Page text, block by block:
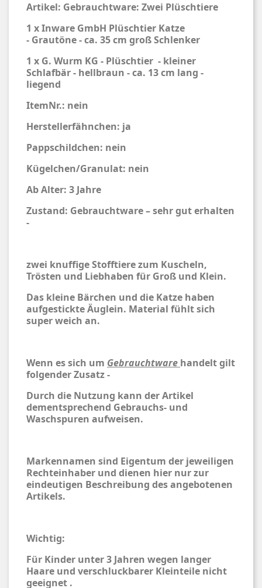
Artikel: Gebrauchtware: Zwei Plüschtiere
1 x Inware GmbH Plüschtier Katze
- Grautöne - ca. 35 cm groß Schlenker
1 x G. Wurm KG - Plüschtier - kleiner
Schlafbär - hellbraun - ca. 13 cm lang -
liegend
ItemNr.: nein
Herstellerfähnchen: ja
Pappschildchen: nein
Kügelchen/Granulat: nein
Ab Alter: 3 Jahre
Zustand: Gebrauchtware – sehr gut erhalten
-
zwei knuffige Stofftiere zum Kuscheln,
Trösten und Liebhaben für Groß und Klein.
Das kleine Bärchen und die Katze haben
aufgestickte Äuglein. Material fühlt sich
super weich an.
Wenn es sich um Gebrauchtware handelt gilt
folgender Zusatz -
Durch die Nutzung kann der Artikel
dementsprechend Gebrauchs- und
Waschspuren aufweisen.
Markennamen sind Eigentum der jeweiligen
Rechteinhaber und dienen hier nur zur
eindeutigen Beschreibung des angebotenen
Artikels.
Wichtig:
Für Kinder unter 3 Jahren wegen langer
Haare und verschluckbarer Kleinteile nicht
geeignet .